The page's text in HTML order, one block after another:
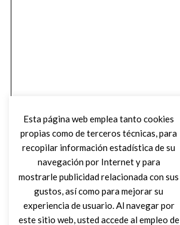
Esta página web emplea tanto cookies
propias como de terceros técnicas, para
recopilar información estadística de su
navegación por Internet y para
mostrarle publicidad relacionada con sus
gustos, así como para mejorar su
experiencia de usuario. Al navegar por
este sitio web, usted accede al empleo de